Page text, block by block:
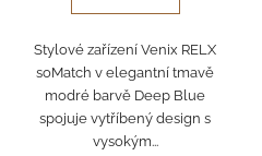
Stylové zařízení Venix RELX
soMatch v elegantní tmavě
modré barvě Deep Blue
spojuje vytříbený design s
vysokým...